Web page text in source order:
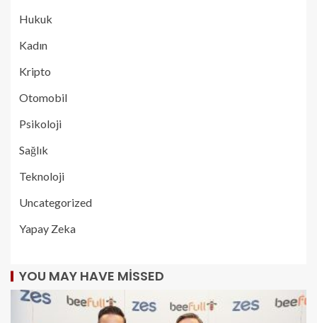
Hukuk
Kadın
Kripto
Otomobil
Psikoloji
Sağlık
Teknoloji
Uncategorized
Yapay Zeka
YOU MAY HAVE MISSED